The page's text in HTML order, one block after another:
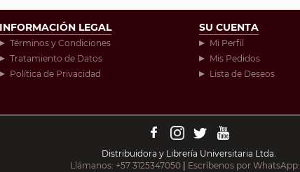
INFORMACIÓN LEGAL
Términos y Condiciones
Tratamiento de Datos
Política de Privacidad
SU CUENTA
Mi Perfil
Mis Pedidos
Lista de Deseos
Distribuidora y Librería Universitaria Ltda.
Llámanos: +57 3125347050
Escríbenos por WhatsApp: